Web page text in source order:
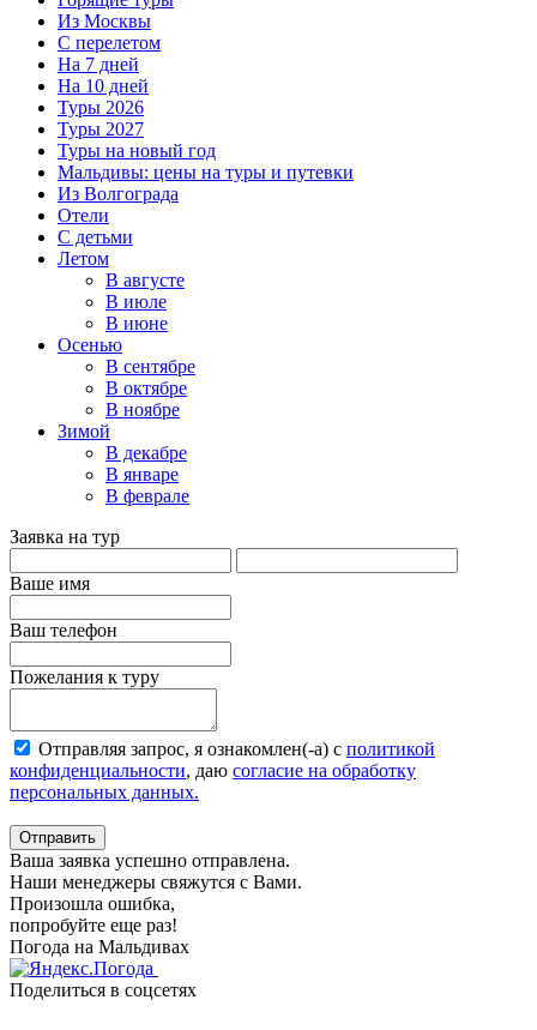
Из Москвы
С перелетом
На 7 дней
На 10 дней
Туры 2026
Туры 2027
Туры на новый год
Мальдивы: цены на туры и путевки
Из Волгограда
Отели
С детьми
Летом
В августе
В июле
В июне
Осенью
В сентябре
В октябре
В ноябре
Зимой
В декабре
В январе
В феврале
Заявка на тур
Ваше имя
Ваш телефон
Пожелания к туру
Отправляя запрос, я ознакомлен(-а) с политикой
конфиденциальности, даю согласие на обработку
персональных данных.
Отправить
Ваша заявка успешно отправлена.
Наши менеджеры свяжутся с Вами.
Произошла ошибка,
попробуйте еще раз!
Погода на Мальдивах
Поделиться в соцсетях